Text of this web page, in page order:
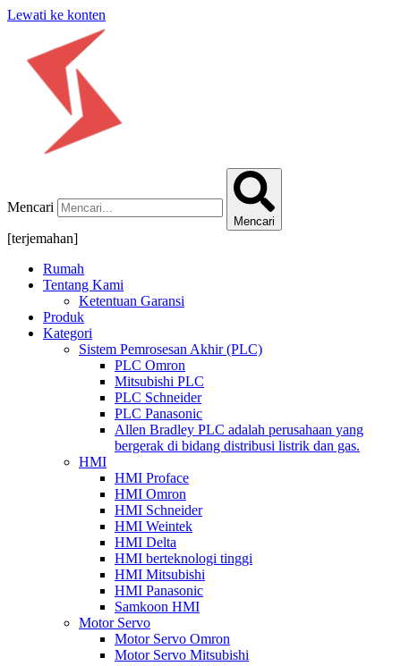
Lewati ke konten
Mencari
Mencari
[terjemahan]
Rumah
Tentang Kami
Ketentuan Garansi
Produk
Kategori
Sistem Pemrosesan Akhir (PLC)
PLC Omron
Mitsubishi PLC
PLC Schneider
PLC Panasonic
Allen Bradley PLC adalah perusahaan yang
bergerak di bidang distribusi listrik dan gas.
HMI
HMI Proface
HMI Omron
HMI Schneider
HMI Weintek
HMI Delta
HMI berteknologi tinggi
HMI Mitsubishi
HMI Panasonic
Samkoon HMI
Motor Servo
Motor Servo Omron
Motor Servo Mitsubishi